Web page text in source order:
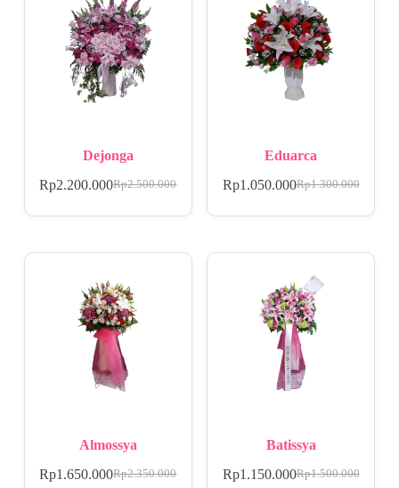
Dejonga
Rp2.500.000
Rp2.200.000
Eduarca
Rp1.300.000
Rp1.050.000
Almossya
Rp2.350.000
Rp1.650.000
Batissya
Rp1.500.000
Rp1.150.000